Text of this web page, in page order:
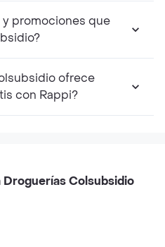
y promociones que
ofrece
con Rappi?
Droguerías Colsubsidio